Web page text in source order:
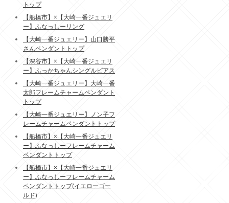
トップ
【船橋市】×【大崎一番ジュエリ
ー】ふなっしーリング
【大崎一番ジュエリー】山口勝平
さんペンダントトップ
【深谷市】×【大崎一番ジュエリ
ー】ふっかちゃんシングルピアス
【大崎一番ジュエリー】大崎一番
太郎フレームチャームペンダント
トップ
【大崎一番ジュエリー】ノン子フ
レームチャームペンダントトップ
【船橋市】×【大崎一番ジュエリ
ー】ふなっしーフレームチャーム
ペンダントトップ
【船橋市】×【大崎一番ジュエリ
ー】ふなっしーフレームチャーム
ペンダントトップ(イエローゴー
ルド)